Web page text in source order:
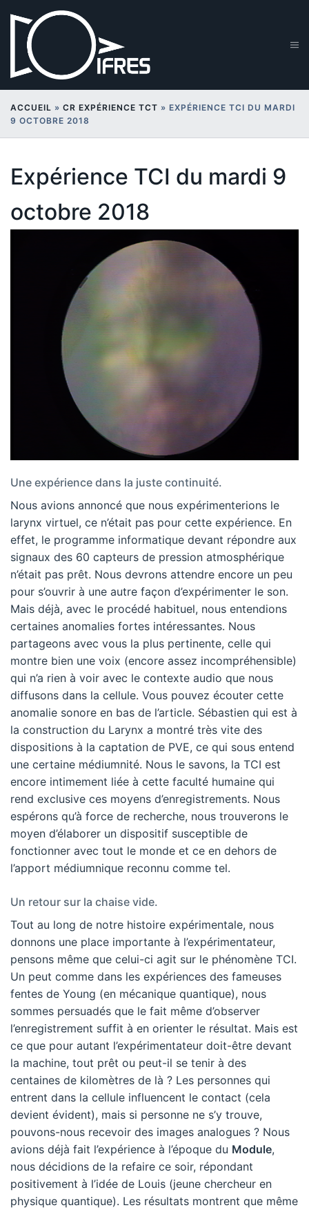
contenu
ACCUEIL » CR EXPÉRIENCE TCT » EXPÉRIENCE TCI DU MARDI
9 OCTOBRE 2018
Expérience TCI du mardi 9
octobre 2018
Une expérience dans la juste continuité.
Nous avions annoncé que nous expérimenterions le
larynx virtuel, ce n’était pas pour cette expérience. En
effet, le programme informatique devant répondre aux
signaux des 60 capteurs de pression atmosphérique
n’était pas prêt. Nous devrons attendre encore un peu
pour s’ouvrir à une autre façon d’expérimenter le son.
Mais déjà, avec le procédé habituel, nous entendions
certaines anomalies fortes intéressantes. Nous
partageons avec vous la plus pertinente, celle qui
montre bien une voix (encore assez incompréhensible)
qui n’a rien à voir avec le contexte audio que nous
diffusons dans la cellule. Vous pouvez écouter cette
anomalie sonore en bas de l’article. Sébastien qui est à
la construction du Larynx a montré très vite des
dispositions à la captation de PVE, ce qui sous entend
une certaine médiumnité. Nous le savons, la TCI est
encore intimement liée à cette faculté humaine qui
rend exclusive ces moyens d’enregistrements. Nous
espérons qu’à force de recherche, nous trouverons le
moyen d’élaborer un dispositif susceptible de
fonctionner avec tout le monde et ce en dehors de
l’apport médiumnique reconnu comme tel.
Un retour sur la chaise vide.
Tout au long de notre histoire expérimentale, nous
donnons une place importante à l’expérimentateur,
pensons même que celui-ci agit sur le phénomène TCI.
Un peut comme dans les expériences des fameuses
fentes de Young (en mécanique quantique), nous
sommes persuadés que le fait même d’observer
l’enregistrement suffit à en orienter le résultat. Mais est
ce que pour autant l’expérimentateur doit-être devant
la machine, tout prêt ou peut-il se tenir à des
centaines de kilomètres de là ? Les personnes qui
entrent dans la cellule influencent le contact (cela
devient évident), mais si personne ne s’y trouve,
pouvons-nous recevoir des images analogues ? Nous
avions déjà fait l’expérience à l’époque du Module,
nous décidions de la refaire ce soir, répondant
positivement à l’idée de Louis (jeune chercheur en
physique quantique). Les résultats montrent que même